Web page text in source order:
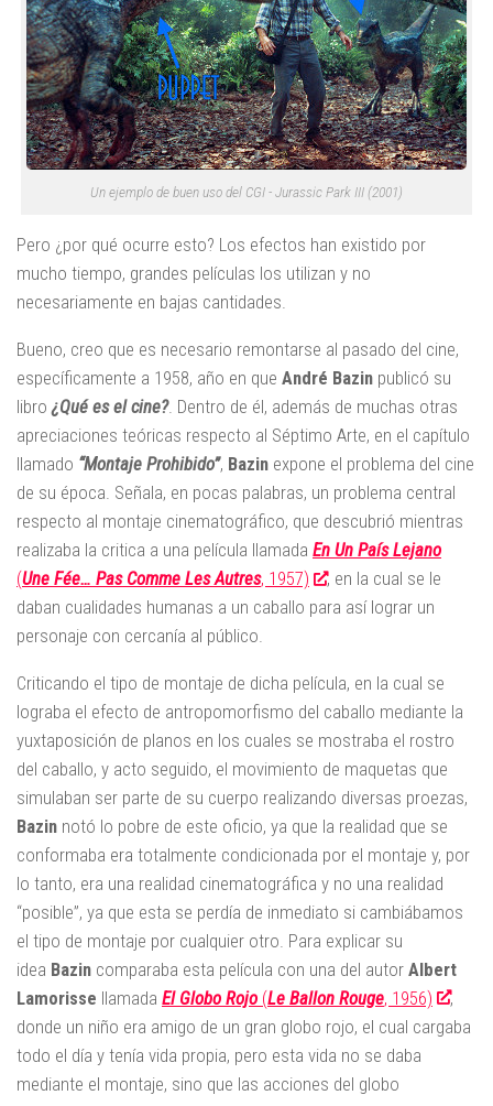
Un ejemplo de buen uso del CGI - Jurassic Park III (2001)
Pero ¿por qué ocurre esto? Los efectos han existido por
mucho tiempo, grandes películas los utilizan y no
necesariamente en bajas cantidades.
Bueno, creo que es necesario remontarse al pasado del cine,
específicamente a 1958, año en que André Bazin publicó su
libro ¿Qué es el cine?. Dentro de él, además de muchas otras
apreciaciones teóricas respecto al Séptimo Arte, en el capítulo
llamado “Montaje Prohibido”, Bazin expone el problema del cine
de su época. Señala, en pocas palabras, un problema central
respecto al montaje cinematográfico, que descubrió mientras
realizaba la critica a una película llamada En Un País Lejano
(Une Fée… Pas Comme Les Autres, 1957)
, en la cual se le
daban cualidades humanas a un caballo para así lograr un
personaje con cercanía al público.
Criticando el tipo de montaje de dicha película, en la cual se
lograba el efecto de antropomorfismo del caballo mediante la
yuxtaposición de planos en los cuales se mostraba el rostro
del caballo, y acto seguido, el movimiento de maquetas que
simulaban ser parte de su cuerpo realizando diversas proezas,
Bazin notó lo pobre de este oficio, ya que la realidad que se
conformaba era totalmente condicionada por el montaje y, por
lo tanto, era una realidad cinematográfica y no una realidad
“posible”, ya que esta se perdía de inmediato si cambiábamos
el tipo de montaje por cualquier otro. Para explicar su
idea Bazin comparaba esta película con una del autor Albert
Lamorisse llamada El Globo Rojo (Le Ballon Rouge, 1956)
,
donde un niño era amigo de un gran globo rojo, el cual cargaba
todo el día y tenía vida propia, pero esta vida no se daba
mediante el montaje, sino que las acciones del globo